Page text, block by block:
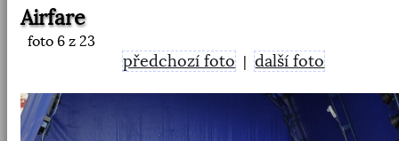
Airfare
foto 6 z 23
předchozí foto |další foto